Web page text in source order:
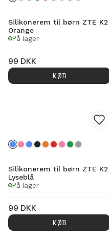
Silikonerem til børn ZTE K2
Orange
På lager
99 DKK
KØB
Silikonerem til børn ZTE K2
Lyseblå
På lager
99 DKK
KØB